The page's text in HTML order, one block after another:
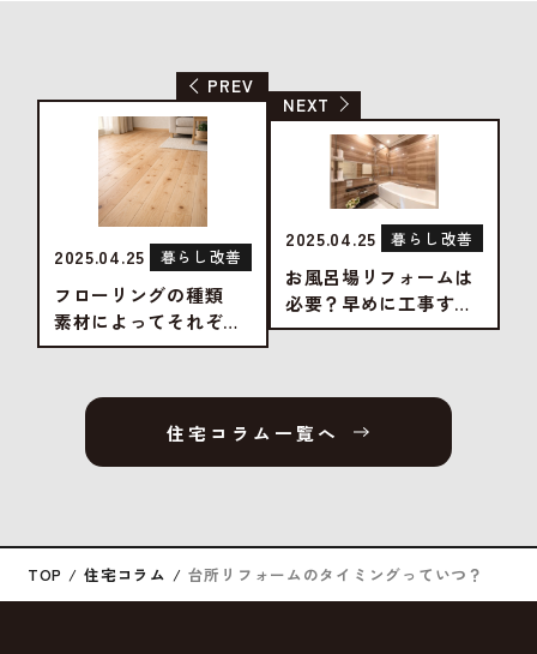
PREV
2025.04.25 暮らし改善
フローリングの種類
素材によってそれぞれ
の良さがある！
NEXT
2025.04.25 暮らし改善
お風呂場リフォームは
必要？早めに工事する
メリット
住宅コラム一覧へ
TOP 住宅コラム 台所リフォームのタイミングっていつ？